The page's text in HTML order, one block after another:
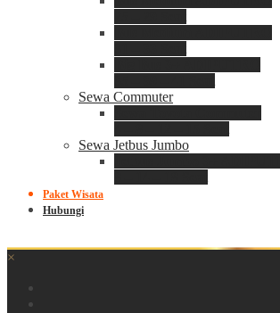
Sewa Commuter
Sewa Jetbus Jumbo
Paket Wisata
Hubungi
×